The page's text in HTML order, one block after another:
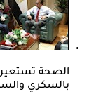
الصحة
بالسكري